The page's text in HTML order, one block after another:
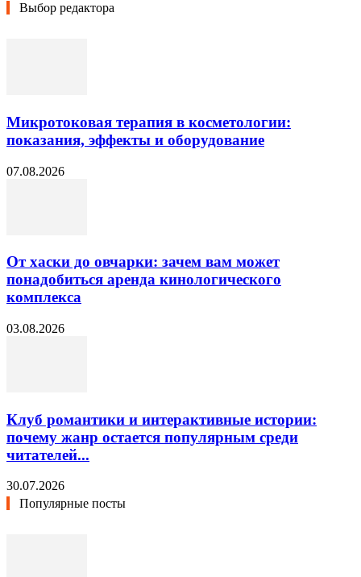
Выбор редактора
Микротоковая терапия в косметологии:
показания, эффекты и оборудование
07.08.2026
От хаски до овчарки: зачем вам может
понадобиться аренда кинологического
комплекса
03.08.2026
Клуб романтики и интерактивные истории:
почему жанр остается популярным среди
читателей...
30.07.2026
Популярные посты